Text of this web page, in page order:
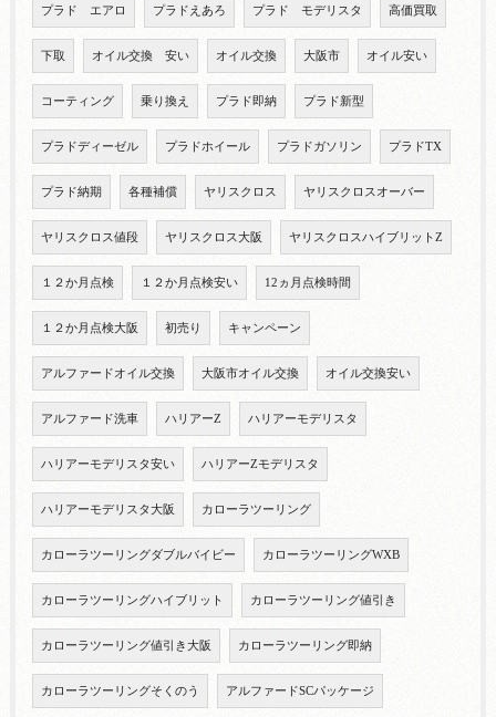
プラド エアロ プラドえあろ プラド モデリスタ 高価買取
下取 オイル交換 安い オイル交換 大阪市 オイル安い
コーティング 乗り換え プラド即納 プラド新型
プラドディーゼル プラドホイール プラドガソリン プラドTX
プラド納期 各種補償 ヤリスクロス ヤリスクロスオーバー
ヤリスクロス値段 ヤリスクロス大阪 ヤリスクロスハイブリットZ
１２か月点検 １２か月点検安い 12ヵ月点検時間
１２か月点検大阪 初売り キャンペーン
アルファードオイル交換 大阪市オイル交換 オイル交換安い
アルファード洗車 ハリアーZ ハリアーモデリスタ
ハリアーモデリスタ安い ハリアーZモデリスタ
ハリアーモデリスタ大阪 カローラツーリング
カローラツーリングダブルバイビー カローラツーリングWXB
カローラツーリングハイブリット カローラツーリング値引き
カローラツーリング値引き大阪 カローラツーリング即納
カローラツーリングそくのう アルファードSCパッケージ